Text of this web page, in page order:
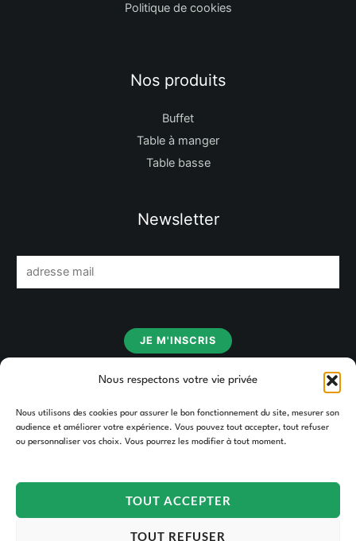
Nous respectons votre vie privée
Nous utilisons des cookies pour assurer le bon fonctionnement du site, mesurer son
audience et améliorer votre expérience. Vous pouvez tout accepter, tout refuser
ou personnaliser vos choix. Vous pourrez les modifier à tout moment.
TOUT ACCEPTER
TOUT REFUSER
Politique de cookies
Nos produits
Buffet
Table à manger
Table basse
Newsletter
m
JE M'INSCRIS